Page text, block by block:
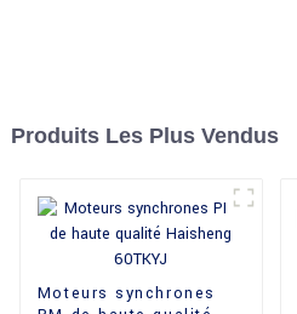
Produits Les Plus Vendus
Moteurs synchrones